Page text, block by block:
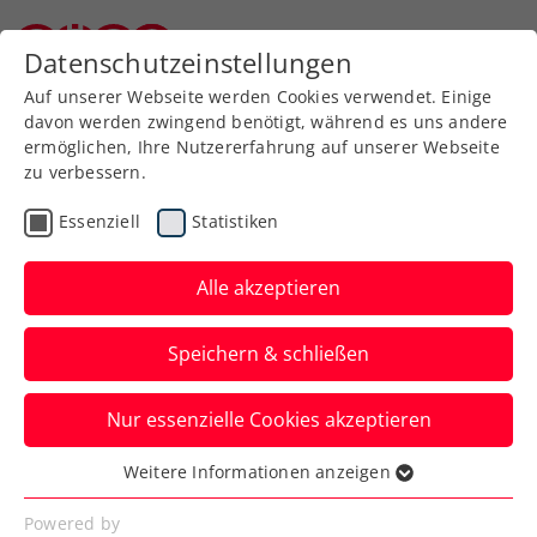
Zurück zur Newsübersicht
Kids & Jugend
NÖTV KIDS Girls Projekt
… unser GIRLS Projekt geht weiter ...
Verfasst von: Martin Florian, 19.08.2019
Datenschutzeinstellungen
Auf unserer Webseite werden Cookies verwendet. Einige
davon werden zwingend benötigt, während es uns andere
ermöglichen, Ihre Nutzererfahrung auf unserer Webseite
zu verbessern.
Essenziell Statistiken
Alle akzeptieren
Speichern & schließen
Nur essenzielle Cookies akzeptieren
Essenziell
Essenzielle Cookies werden für grundlegende
Weitere Informationen anzeigen
Powered by